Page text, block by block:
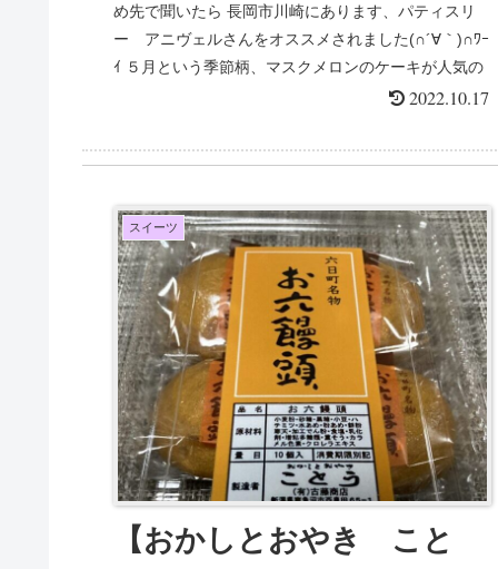
め先で聞いたら 長岡市川崎にあります、パティスリ
ー アニヴェルさんをオススメされました(∩´∀｀)∩ﾜｰ
ｲ ５月という季節柄、マスクメロンのケーキが人気の
2022.10.17
スイーツ
【おかしとおやき こと